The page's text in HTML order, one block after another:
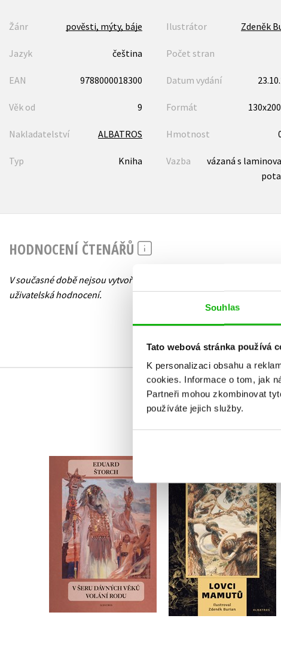
Souhlas
Tato webová stránka používá
K personalizaci obsahu a
cookies. Informace o tom, jak
Partneři mohou zkombinovat
používáte jejich služby.
Žánr pověsti, mýty, báje Ilustrátor Zdeněk
Jazyk čeština Počet stran
EAN 9788000018300 Datum vydání
Věk od 9 Formát
Nakladatelství ALBATROS Hmotnost
Typ Kniha Vazba
vázaná s
HODNOCENÍ ČTENÁŘŮ
V současné době nejsou vytvořena žádná
uživatelská hodnocení.
V šeru dávných věků -
Volání rodu
Eduard Štorch
,
Karel Sklenář
Do košíku
399 Kč
120 Kč
Eduard Štorch
,
Karel Sklenář
Do košíku
319 Kč